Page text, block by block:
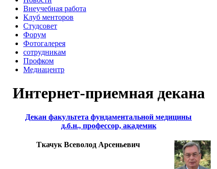
Внеучебная работа
Клуб менторов
Студсовет
Форум
Фотогалерея
сотрудникам
Профком
Медиацентр
Интернет-приемная декана
Декан факультета фундаментальной медицины
д.б.н., профессор, академик
Ткачук Всеволод Арсеньевич